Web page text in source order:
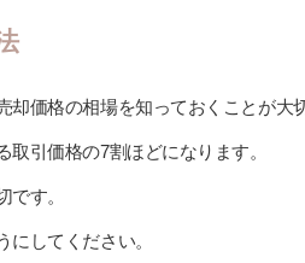
価格の相場を知っておくことが大
引価格の7割ほどになります。
す。
してください。